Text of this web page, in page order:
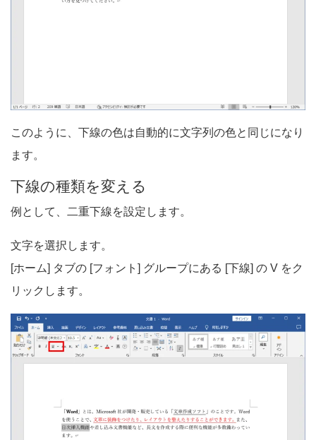
このように、下線の色は自動的に文字列の色と同じになり
ます。
下線の種類を変える
例として、二重下線を設定します。
文字を選択します。
[ホーム] タブの [フォント] グループにある [下線] の V をク
リックします。